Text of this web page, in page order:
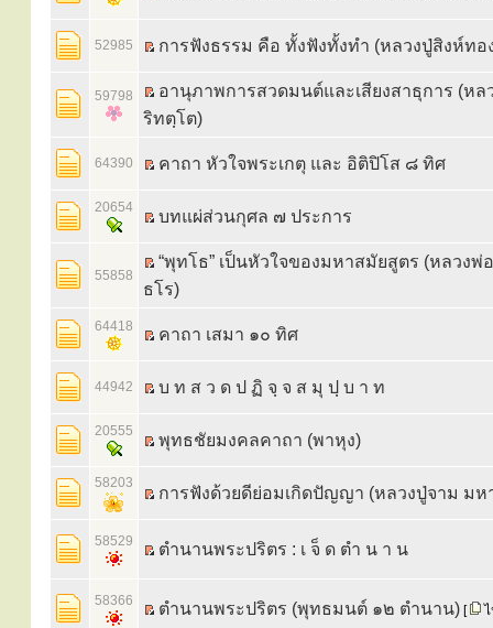
52985 การฟังธรรม คือ ทั้งฟังทั้งทำ (หลวงปู่สิงห์ทอ
59798
อานุภาพการสวดมนต์และเสียงสาธุการ (หล
ริทตฺโต)
64390 คาถา หัวใจพระเกตุ และ อิติปิโส ๘ ทิศ
20654 บทแผ่ส่วนกุศล ๗ ประการ
55858
“พุทโธ” เป็นหัวใจของมหาสมัยสูตร (หลวงพ่
ธโร)
64418 คาถา เสมา ๑๐ ทิศ
44942 บ ท ส ว ด ป ฏิ จฺ จ ส มุ ปฺ บ า ท
20555 พุทธชัยมงคลคาถา (พาหุง)
58203
การฟังด้วยดีย่อมเกิดปัญญา (หลวงปู่จาม ม
58529 ตำนานพระปริตร : เ จ็ ด ตำ น า น
58366 ตำนานพระปริตร (พุทธมนต์ ๑๒ ตำนาน) [